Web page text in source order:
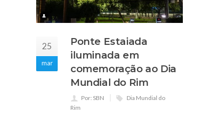
25
mar
Ponte Estaiada
iluminada em
comemoração ao Dia
Mundial do Rim
Por: SBN
Dia Mundial do
Rim